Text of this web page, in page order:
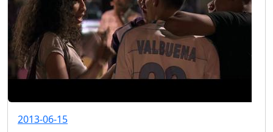
2013-06-15